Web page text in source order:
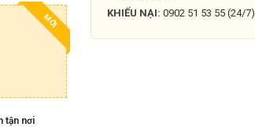
MỚI
tận nơi
KHIẾU NẠI: 0902 51 53 55 (24/7)